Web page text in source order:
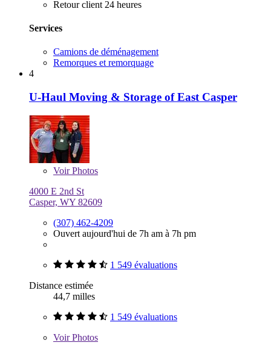
Retour client 24 heures
Services
Camions de déménagement
Remorques et remorquage
4
U-Haul Moving & Storage of East Casper
VoirPhotos
4000 E 2nd St
Casper, WY 82609
(307) 462-4209
Ouvert aujourd'hui de 7h am à 7h pm
1 549 évaluations
Distance estimée
44,7 milles
1 549 évaluations
VoirPhotos